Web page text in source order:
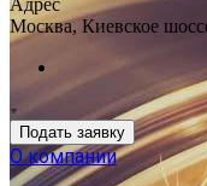
Адрес
Москва, Киевское
Подать заявку
О компании